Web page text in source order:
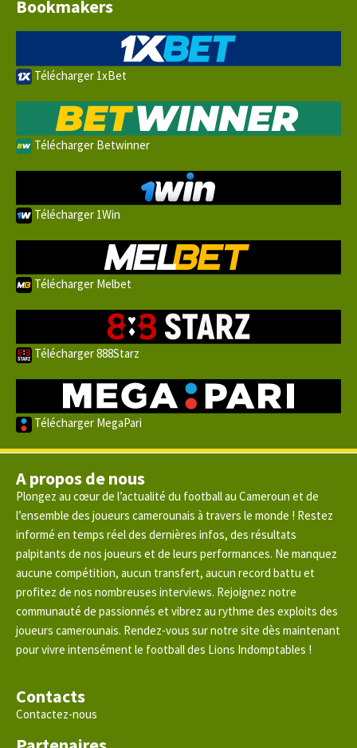
Bookmakers
Télécharger 1xBet
Télécharger Betwinner
Télécharger 1Win
Télécharger Melbet
Télécharger 888Starz
Télécharger MegaPari
A propos de nous
Plongez au cœur de l’actualité du football au Cameroun et de
l’ensemble des joueurs camerounais à travers le monde ! Restez
informé en temps réel des dernières infos, des résultats
palpitants de nos joueurs et de leurs performances. Ne manquez
aucune compétition, aucun transfert, aucun record battu et
profitez de nos nombreuses interviews. Rejoignez notre
communauté de passionnés et vibrez au rythme des exploits des
joueurs camerounais. Rendez-vous sur notre site dès maintenant
pour vivre intensément le football des Lions Indomptables !
Contacts
Contactez-nous